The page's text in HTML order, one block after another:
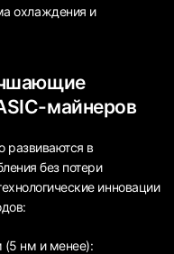
охлаждения и
майнеров
развиваются в
без потери
инновации
нм и менее):